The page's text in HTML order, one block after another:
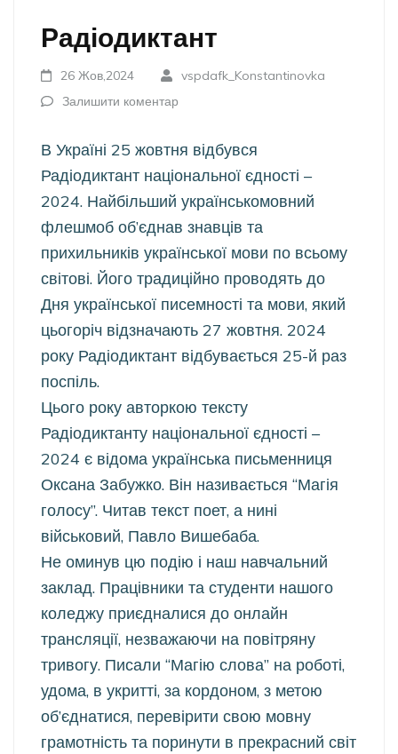
Радіодиктант
26 Жов,2024
vspdafk_Konstantinovka
Залишити коментар
В Україні 25 жовтня відбувся
Радіодиктант національної єдності –
2024. Найбільший українськомовний
флешмоб об’єднав знавців та
прихильників української мови по всьому
світові. Його традиційно проводять до
Дня української писемності та мови, який
цьогоріч відзначають 27 жовтня. 2024
року Радіодиктант відбувається 25-й раз
поспіль.
Цього року авторкою тексту
Радіодиктанту національної єдності –
2024 є відома українська письменниця
Оксана Забужко. Він називається “Магія
голосу”. Читав текст поет, а нині
військовий, Павло Вишебаба.
Не оминув цю подію і наш навчальний
заклад. Працівники та студенти нашого
коледжу приєдналися до онлайн
трансляції, незважаючи на повітряну
тривогу. Писали “Магію слова” на роботі,
удома, в укритті, за кордоном, з метою
об’єднатися, перевірити свою мовну
грамотність та поринути в прекрасний світ